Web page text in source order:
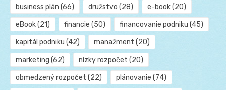
business plán (66) družstvo (28) e-book(20)
eBook(21) financie (50) financovanie podniku (45)
kapitál podniku (42) manažment (20)
marketing (62) nízky rozpočet (20)
obmedzený rozpočet (22) plánovanie (74)